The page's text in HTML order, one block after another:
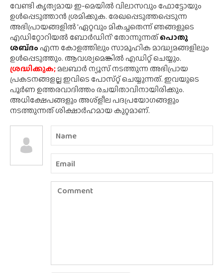
വേണ്ടി കൃത്യമായ ഇ-മെയിൽ വിലാസവും ഫോട്ടോയും
ഉൾപ്പെടുത്താൻ ശ്രമിക്കുക. രേഖപ്പെടുത്തപ്പെടുന്ന
അഭിപ്രായങ്ങളിൽ 'ഏറ്റവും മികച്ചതെന്ന് ഞങ്ങളുടെ
എഡിറ്റോറിയൽ ബോർഡിന്' തോന്നുന്നത്പൊതു
ശബ്‌ദംഎന്ന കോളത്തിലും സാമൂഹിക മാദ്ധ്യമങ്ങളിലും
ഉൾപ്പെടുത്തും. ആവശ്യമെങ്കിൽ എഡിറ്റ് ചെയ്യും.
ശ്രദ്ധിക്കുക;മലബാർ ന്യൂസ് നടത്തുന്ന അഭിപ്രായ
പ്രകടനങ്ങളല്ല ഇവിടെ പോസ്‌റ്റ് ചെയ്യുന്നത്. ഇവയുടെ
പൂർണ ഉത്തരവാദിത്തം രചയിതാവിനായിരിക്കും.
അധിക്ഷേപങ്ങളും അശ്‌ളീല പദപ്രയോഗങ്ങളും
നടത്തുന്നത് ശിക്ഷാർഹമായ കുറ്റമാണ്.